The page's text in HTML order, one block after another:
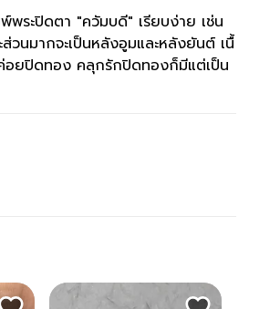
ระปิดตา "ควัมบดี" เรียบง่าย เช่น
นมากจะเป็นหลังอูมและหลังยันต์ เนื้
อยปิดทอง คลุกรักปิดทองก็มีแต่เป็น